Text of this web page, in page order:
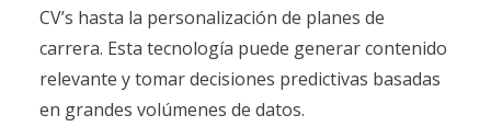
CV’s hasta la personalización de planes de
carrera. Esta tecnología puede generar contenido
relevante y tomar decisiones predictivas basadas
en grandes volúmenes de datos.